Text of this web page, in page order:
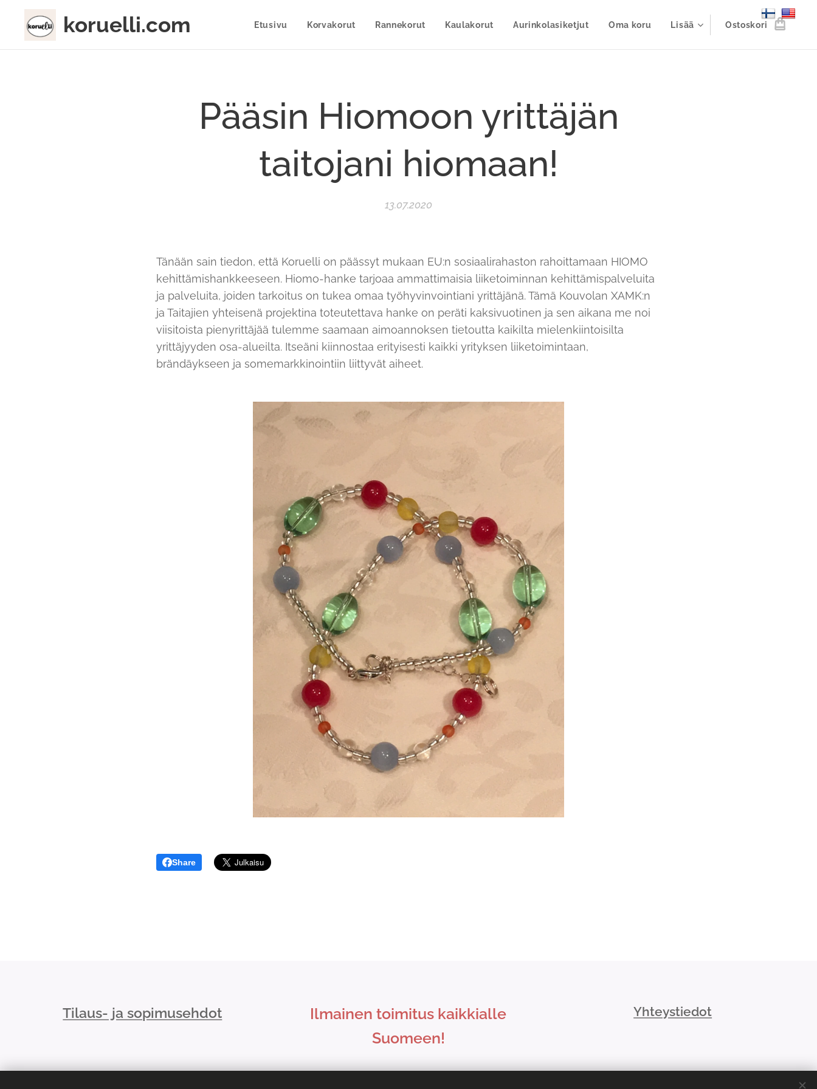
koruelli.com Etusivu Korvakorut Rannekorut Kaulakorut Aurinkolasiketjut Oma koru Lisää Ostoskori
Pääsin Hiomoon yrittäjän
taitojani hiomaan!
13.07.2020
Tänään sain tiedon, että Koruelli on päässyt mukaan EU:n sosiaalirahaston rahoittamaan HIOMO
kehittämishankkeeseen. Hiomo-hanke tarjoaa ammattimaisia liiketoiminnan kehittämispalveluita
ja palveluita, joiden tarkoitus on tukea omaa työhyvinvointiani yrittäjänä. Tämä Kouvolan XAMK:n
ja Taitajien yhteisenä projektina toteutettava hanke on peräti kaksivuotinen ja sen aikana me noi
viisitoista pienyrittäjää tulemme saamaan aimoannoksen tietoutta kaikilta mielenkiintoisilta
yrittäjyyden osa-alueilta. Itseäni kiinnostaa erityisesti kaikki yrityksen liiketoimintaan,
brändäykseen ja somemarkkinointiin liittyvät aiheet.
Share
Tilaus- ja sopimusehdot
Ilmainen toimitus kaikkialle
Suomeen!
Yhteystiedot